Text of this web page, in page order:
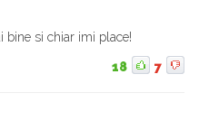
bine si chiar imi place!
18 7